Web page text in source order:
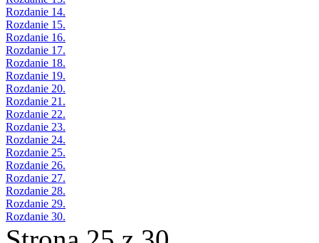
Rozdanie 14.
Rozdanie 15.
Rozdanie 16.
Rozdanie 17.
Rozdanie 18.
Rozdanie 19.
Rozdanie 20.
Rozdanie 21.
Rozdanie 22.
Rozdanie 23.
Rozdanie 24.
Rozdanie 25.
Rozdanie 26.
Rozdanie 27.
Rozdanie 28.
Rozdanie 29.
Rozdanie 30.